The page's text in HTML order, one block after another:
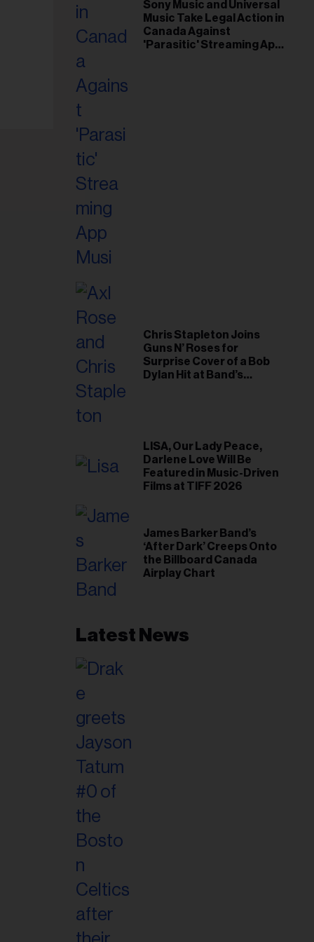
Sony Music and Universal
Music Take Legal Action in
Canada Against
'Parasitic' Streaming App
Chris Stapleton Joins
Guns N’ Roses for
Surprise Cover of a Bob
Dylan Hit at Band’s
LISA, Our Lady Peace,
Darlene Love Will Be
Featured in Music-Driven
Films at TIFF 2026
James Barker Band’s
‘After Dark’ Creeps Onto
the Billboard Canada
Airplay Chart
Latest News